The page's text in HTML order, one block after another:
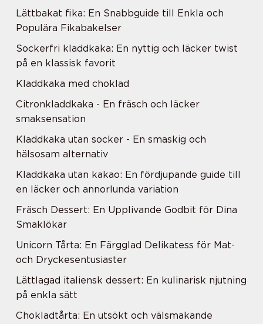
Lättbakat fika: En Snabbguide till Enkla och
Populära Fikabakelser
Sockerfri kladdkaka: En nyttig och läcker twist
på en klassisk favorit
Kladdkaka med choklad
Citronkladdkaka - En fräsch och läcker
smaksensation
Kladdkaka utan socker - En smaskig och
hälsosam alternativ
Kladdkaka utan kakao: En fördjupande guide till
en läcker och annorlunda variation
Fräsch Dessert: En Upplivande Godbit för Dina
Smaklökar
Unicorn Tårta: En Färgglad Delikatess för Mat-
och Dryckesentusiaster
Lättlagad italiensk dessert: En kulinarisk njutning
på enkla sätt
Chokladtårta: En utsökt och välsmakande